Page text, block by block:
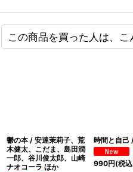
この商品を買った人は、
鬱の本 / 安達茉莉子、荒
木健太、こだま、島田潤
一郎、谷川俊太郎、山崎
ナオコーラ ほか
時間と自己
990円(税